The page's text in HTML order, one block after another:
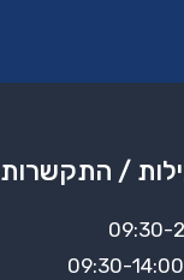
/ התקשרות
09:30-